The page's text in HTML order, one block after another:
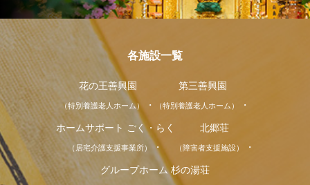
各施設一覧
花の王善興園
（特別養護老人ホーム）
第三善興園
（特別養護老人ホーム）
ホームサポート ごく・らく
（居宅介護支援事業所）
北郷荘
（障害者支援施設）
グループホーム 杉の湯荘